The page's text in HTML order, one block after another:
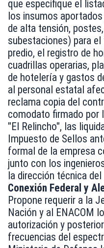
que especifique el
los insumos
de alta tensión,
subestaciones) para
predio, el registro de
cuadrillas operarias,
de hotelería y gastos
al personal estatal
reclama copia del
comodato firmado por
"El Relincho", las
Impuesto de Sellos
formal de la empresa
junto con los
la dirección técnica
Conexión Federal y
Propone requerir a la
Nación y al ENACOM
autorización y
frecuencias del